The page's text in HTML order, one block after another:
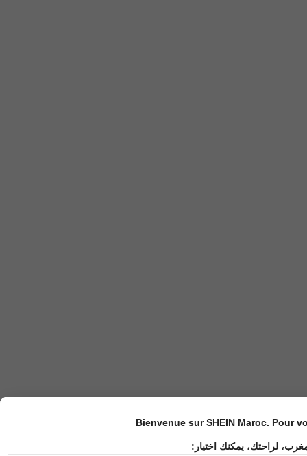
Bienvenue sur SHEIN Maroc. Pour
لراحتك، يمكنك اختيار: